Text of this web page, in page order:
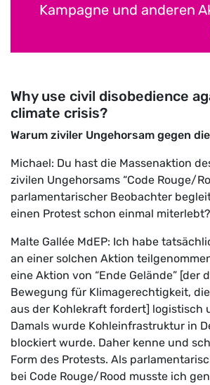
Kampagne und anderen
Why use civil disobedience
climate crisis?
Warum ziviler Ungehorsam gegen
Michael: Du hast die Massenaktion
zivilen Ungehorsams “Code Rouge/
parlamentarischer Beobachter
einen Protest schon einmal miterlebt?
Malte Gallée MdEP: Ich habe
an einer solchen Aktion
eine Aktion von “Ende Gelände” [der
Bewegung für Klimagerechtigkeit,
aus der Kohlekraft fordert] logistisch
Damals wurde Kohleinfrastruktur in
blockiert wurde. Daher kenne und
Form des Protests. Als
bei Code Rouge/Rood musste ich